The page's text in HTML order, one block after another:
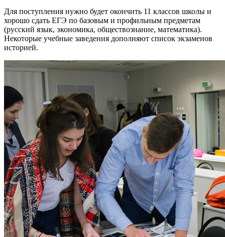
Для поступления нужно будет окончить 11 классов школы и
хорошо сдать ЕГЭ по базовым и профильным предметам
(русский язык, экономика, обществознание, математика).
Некоторые учебные заведения дополняют список экзаменов
историей.